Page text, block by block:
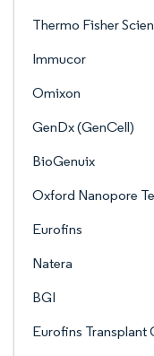
Thermo Fisher
Immucor
Omixon
GenDx (GenCell)
BioGenuix
Oxford Nanopore
Eurofins
Natera
BGI
Eurofins Transplant